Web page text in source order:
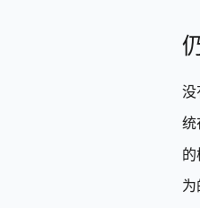
没
统
的
为